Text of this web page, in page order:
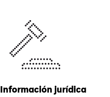
Información jurídica